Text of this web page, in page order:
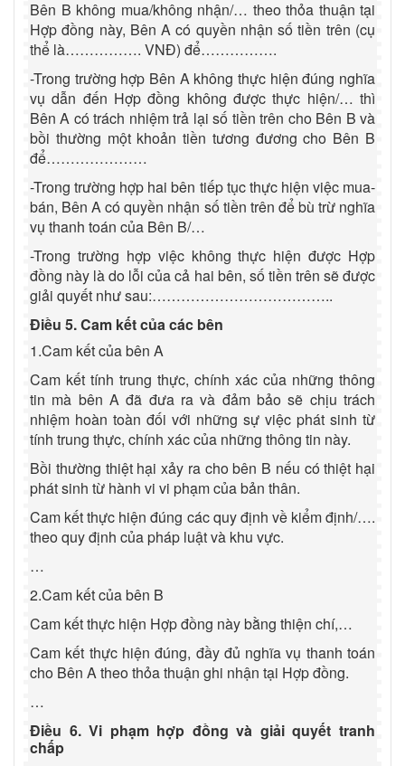
Bên B không mua/không nhận/… theo thỏa thuận tại
Hợp đồng này, Bên A có quyền nhận số tiền trên (cụ
thể là……………. VNĐ) để…………….
-Trong trường hợp Bên A không thực hiện đúng nghĩa
vụ dẫn đến Hợp đồng không được thực hiện/… thì
Bên A có trách nhiệm trả lại số tiền trên cho Bên B và
bồi thường một khoản tiền tương đương cho Bên B
để…………………
-Trong trường hợp hai bên tiếp tục thực hiện việc mua-
bán, Bên A có quyền nhận số tiền trên để bù trừ nghĩa
vụ thanh toán của Bên B/…
-Trong trường hợp việc không thực hiện được Hợp
đồng này là do lỗi của cả hai bên, số tiền trên sẽ được
giải quyết như sau:………………………………..
Điều 5. Cam kết của các bên
1.Cam kết của bên A
Cam kết tính trung thực, chính xác của những thông
tin mà bên A đã đưa ra và đảm bảo sẽ chịu trách
nhiệm hoàn toàn đối với những sự việc phát sinh từ
tính trung thực, chính xác của những thông tin này.
Bồi thường thiệt hại xảy ra cho bên B nếu có thiệt hại
phát sinh từ hành vi vi phạm của bản thân.
Cam kết thực hiện đúng các quy định về kiểm định/….
theo quy định của pháp luật và khu vực.
…
2.Cam kết của bên B
Cam kết thực hiện Hợp đồng này bằng thiện chí,…
Cam kết thực hiện đúng, đầy đủ nghĩa vụ thanh toán
cho Bên A theo thỏa thuận ghi nhận tại Hợp đồng.
…
Điều 6. Vi phạm hợp đồng và giải quyết tranh
chấp